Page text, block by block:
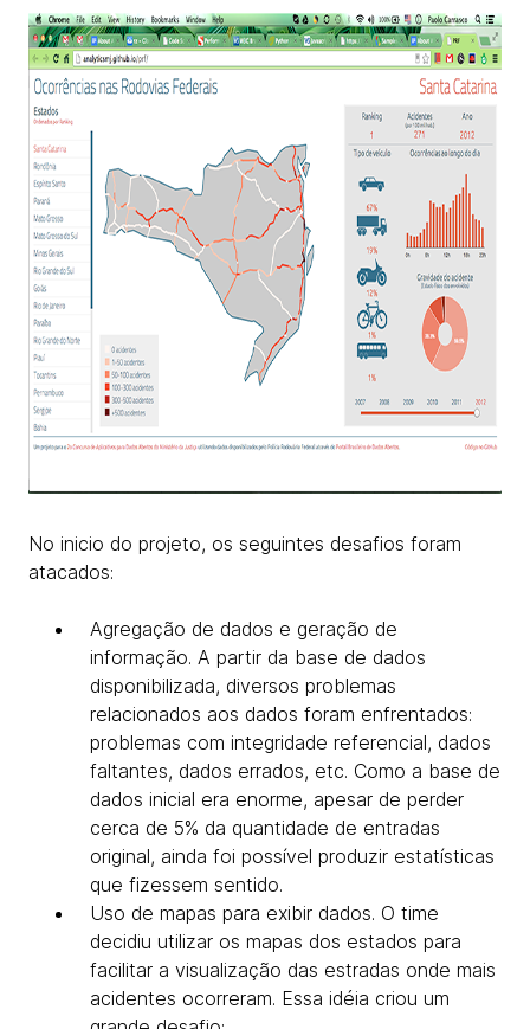
No inicio do projeto, os seguintes desafios foram
atacados:
Agregação de dados e geração de
informação. A partir da base de dados
disponibilizada, diversos problemas
relacionados aos dados foram enfrentados:
problemas com integridade referencial, dados
faltantes, dados errados, etc. Como a base de
dados inicial era enorme, apesar de perder
cerca de 5% da quantidade de entradas
original, ainda foi possível produzir estatísticas
que fizessem sentido.
Uso de mapas para exibir dados. O time
decidiu utilizar os mapas dos estados para
facilitar a visualização das estradas onde mais
acidentes ocorreram. Essa idéia criou um